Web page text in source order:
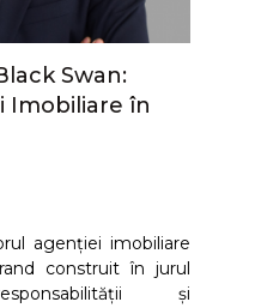
Swan:
Imobiliare în
agenției imobiliare
construit în jurul
și